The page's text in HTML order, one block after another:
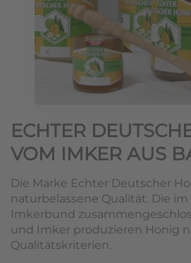
ECHTER
VOM IMKER AUS
Die Marke Echter Deutscher
naturbelassene Qualität. Die
Imkerbund
und Imker produzieren Honig
Qualitätskriterien.